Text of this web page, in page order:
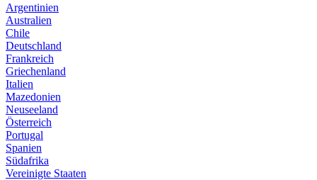
Argentinien
Australien
Chile
Deutschland
Frankreich
Griechenland
Italien
Mazedonien
Neuseeland
Österreich
Portugal
Spanien
Südafrika
Vereinigte Staaten